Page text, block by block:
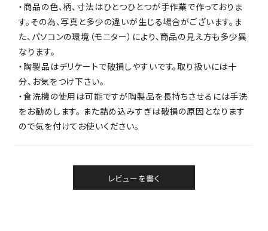
・商品の色、柄、寸法はひとつひとつが手作業で作っておりま
す。その為、写真と多少の違いが生じる場合がございます。ま
た、パソコンの環境（モニター）により、商品の見え方も多少異
なります。
・陶製品はデリケートで破損しやすいです。取り扱いには十
分、お気をつけ下さい。
・食洗機の使用は可能ですが陶製品を長持ちさせるには手洗
をお勧めします。 また詰め込みすぎは破損の原因となります
ので気を付けてお使いください。
レビューを書く